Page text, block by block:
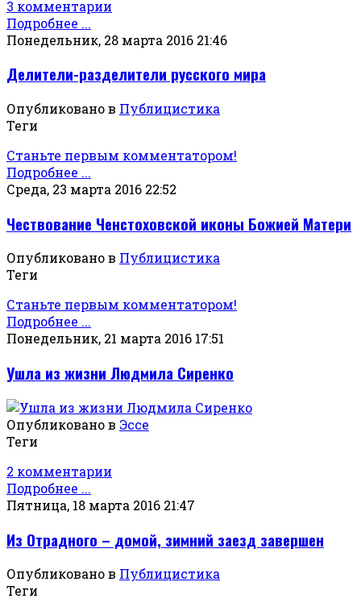
3 комментарии
Подробнее ...
Понедельник, 28 марта 2016 21:46
Делители-разделители русского мира
Опубликовано в Публицистика
Теги
Станьте первым комментатором!
Подробнее ...
Среда, 23 марта 2016 22:52
Чествование Ченстоховской иконы Божией Матери
Опубликовано в Публицистика
Теги
Станьте первым комментатором!
Подробнее ...
Понедельник, 21 марта 2016 17:51
Ушла из жизни Людмила Сиренко
Опубликовано в Эссе
Теги
2 комментарии
Подробнее ...
Пятница, 18 марта 2016 21:47
Из Отрадного – домой, зимний заезд завершен
Опубликовано в Публицистика
Теги